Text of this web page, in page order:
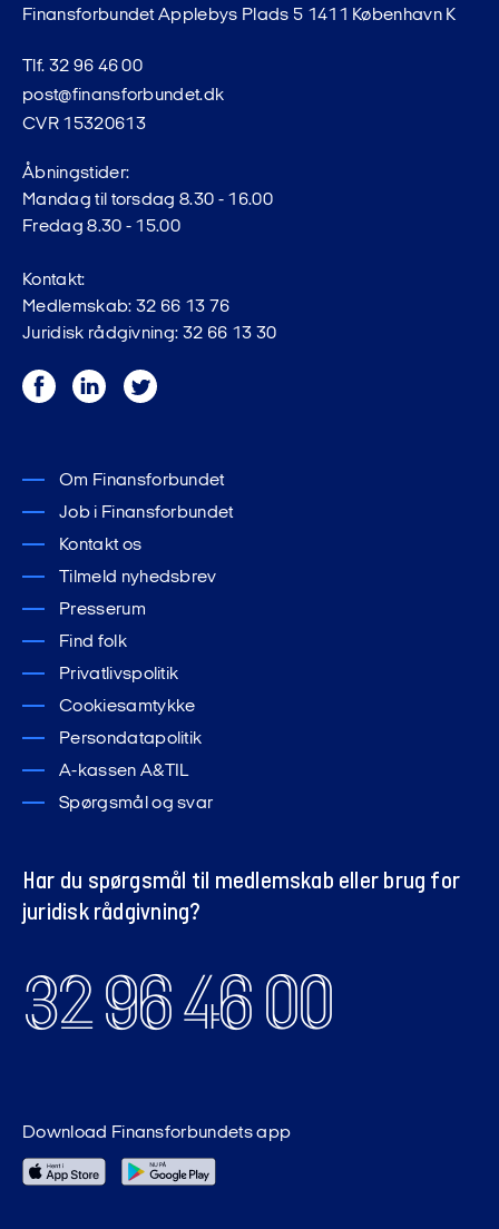
Finansforbundet Applebys Plads 5 1411 København K
Tlf. 32 96 46 00
post@finansforbundet.dk
CVR 15320613
Åbningstider:
Mandag til torsdag 8.30 - 16.00
Fredag 8.30 - 15.00
Kontakt:
Medlemskab: 32 66 13 76
Juridisk rådgivning: 32 66 13 30
FacebookLinkedInTwitter
Om Finansforbundet
Job i Finansforbundet
Kontakt os
Tilmeld nyhedsbrev
Presserum
Find folk
Privatlivspolitik
Cookiesamtykke
Persondatapolitik
A-kassen A&TIL
Spørgsmål og svar
Har du spørgsmål til medlemskab eller brug for
juridisk rådgivning?
32 96 46 00
Download Finansforbundets app